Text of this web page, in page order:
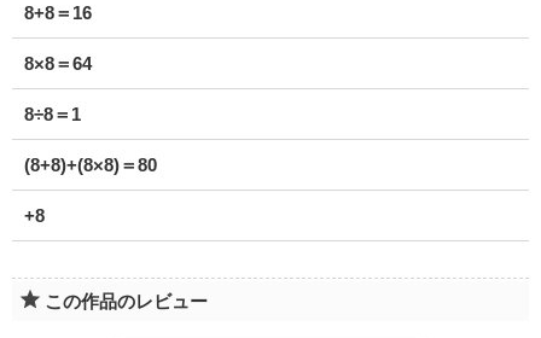
8+8＝16
8×8＝64
8÷8＝1
(8+8)+(8×8)＝80
+8
この作品のレビュー